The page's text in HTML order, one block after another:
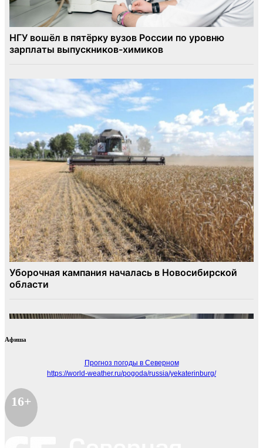
Афиша
Прогноз погоды в Северном
https://world-weather.ru/pogoda/russia/yekaterinburg/
16+